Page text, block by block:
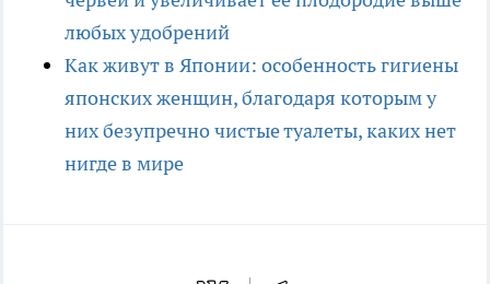
любых удобрений
Как живут в Японии: особенность гигиены
японских женщин, благодаря которым у
них безупречно чистые туалеты, каких нет
нигде в мире